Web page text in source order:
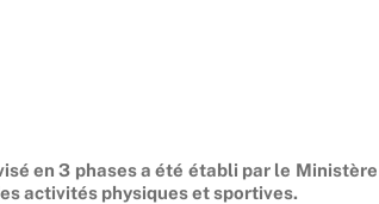
en 3 phases a été établi par le Ministère
activités physiques et sportives.